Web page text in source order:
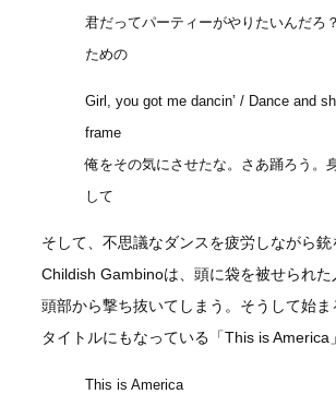
君だってパーティーがやりたいんだろ
ための
Girl, you got me dancin’ / Dance and
frame
俺をその気にさせたな。さあ踊ろう。
して
そして、不思議なダンスを疲労しながら銃
Childish Gambinoは、頭に袋を被せられた
頭部から撃ち抜いてしまう。そうして始ま
タイトルにもなっている「This is America
This is America